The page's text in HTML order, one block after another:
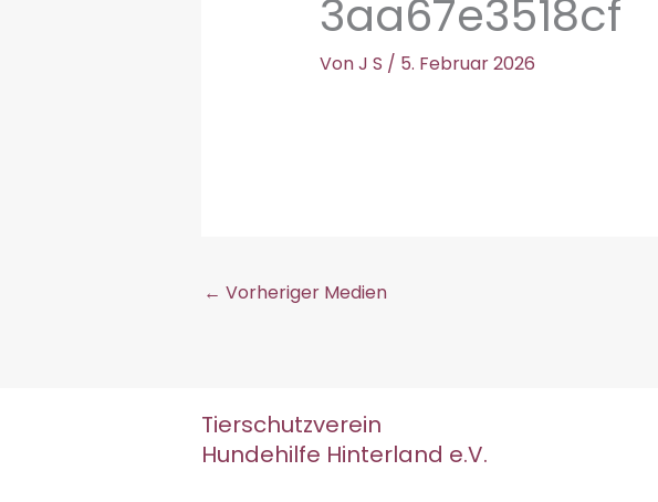
3aa67e3518cf
VonJ S / 5. Februar 2026
← Vorheriger Medien
Tierschutzverein
Hundehilfe Hinterland e.V.